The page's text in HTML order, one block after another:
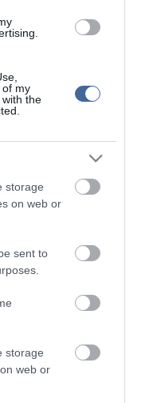
of my
the
storage
on web or
sent to
storage
web or
Magyarország és a
18 önálló kötete és
és idegen nyelven.
foglalkozik, a
jó hírnevének tiszteletben
hírei:
gólyát megmentő
tervet fogadott el a